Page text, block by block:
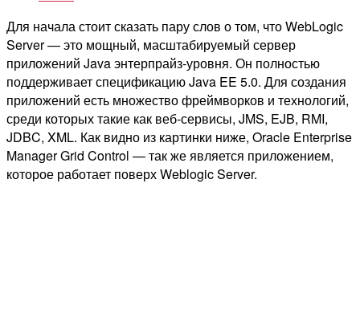
Для начала стоит сказать пару слов о том, что WebLogic
Server — это мощный, масштабируемый сервер
приложений Java энтерпрайз-уровня. Он полностью
поддерживает спецификацию Java EE 5.0. Для создания
приложений есть множество фреймворков и технологий,
среди которых такие как веб-сервисы, JMS, EJB, RMI,
JDBC, XML. Как видно из картинки ниже, Oracle Enterprise
Manager Grid Control — так же является приложением,
которое работает поверх Weblogic Server.